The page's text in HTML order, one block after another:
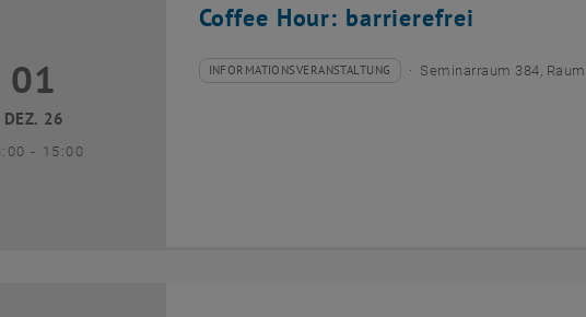
Coffee Hour: barrierefrei
Dezember 2026
01
DEZ. 26
- bis
15:00
Veranstaltungstyp:
INFORMATIONSVERANSTALTUNG
Veranstaltungsort: Seminarraum 384,